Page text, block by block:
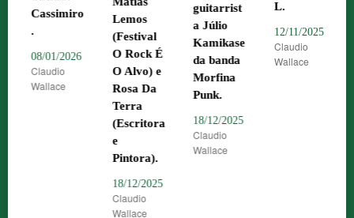
Lemos
O Rock É
O Alvo) e
Rosa Da
guitarrist
a Júlio
Kamikase
da banda
Morfina
Punk.
18/12/2025
L.
12/11/2025
Claudio
Wallace
Seabra.
03/11/2025
Claudio
Wallace